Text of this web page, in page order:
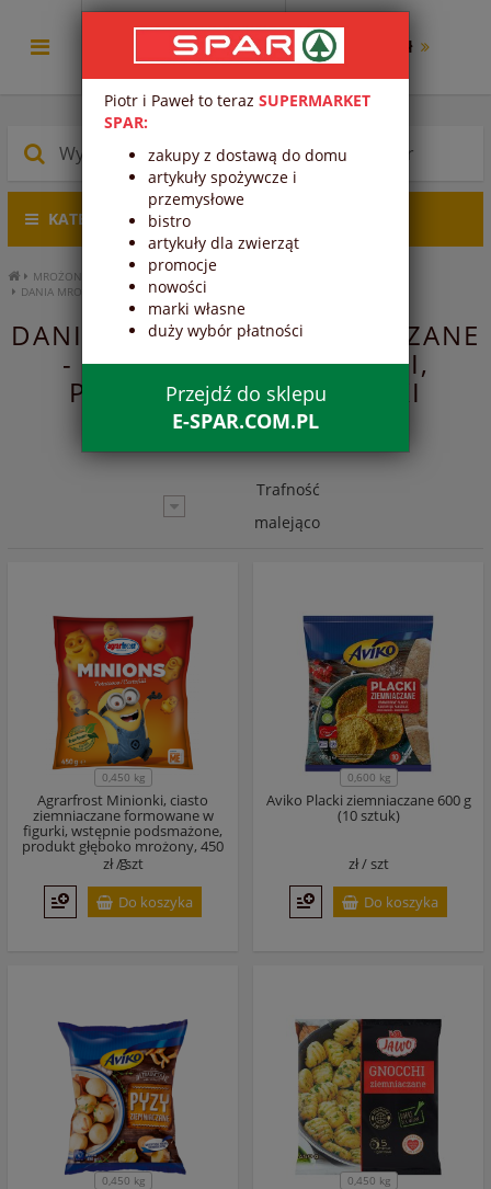
0.00 zł
KATEGORIE PRODUKTÓW
MROŻONKI
DANIA GOTOWE, FRYTKI, POZOSTAŁE
DANIA MROŻONE ZIEMNIACZANE
DANIA MROŻONE ZIEMNIACZANE
- DANIA GOTOWE, FRYTKI,
POZOSTAŁE - MROŻONKI
Trafność
malejąco
0,450 kg
Agrarfrost Minionki, ciasto
ziemniaczane formowane w
figurki, wstępnie podsmażone,
produkt głęboko mrożony, 450
g
zł /szt
Do koszyka
0,600 kg
Aviko Placki ziemniaczane 600 g
(10 sztuk)
zł /szt
Do koszyka
0,450 kg 0,450 kg
Piotr i Paweł to teraz SUPERMARKET
SPAR:
zakupy z dostawą do domu
artykuły spożywcze i
przemysłowe
bistro
artykuły dla zwierząt
promocje
nowości
marki własne
duży wybór płatności
Przejdź do sklepu
E-SPAR.COM.PL